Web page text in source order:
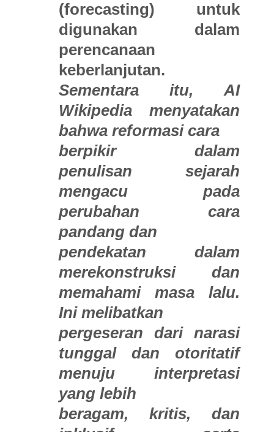
(forecasting) untuk
digunakan dalam
perencanaan
keberlanjutan.
Sementara itu, AI
Wikipedia menyatakan
bahwa reformasi cara
berpikir dalam
penulisan sejarah
mengacu pada
perubahan cara
pandang dan
pendekatan dalam
merekonstruksi dan
memahami masa lalu.
Ini melibatkan
pergeseran dari narasi
tunggal dan otoritatif
menuju interpretasi
yang lebih
beragam, kritis, dan